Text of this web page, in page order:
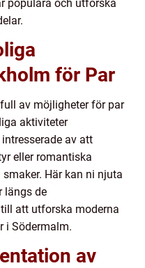
populära och utforska
för Par
av möjligheter för par
aktiviteter
av att
eller romantiska
Här kan ni njuta
längs de
att utforska moderna
i Södermalm.
av